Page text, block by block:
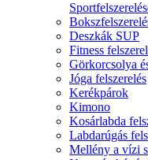
Deszkák SUP
Fitness
Görkorcsolya
Jóga felszerelés
Kerékpárok
Kimono
Kosárlabda
Labdarúgás
Mellény a vízi